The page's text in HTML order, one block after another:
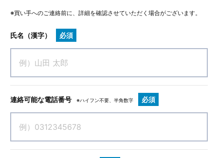
岐阜県外の案件や、外科・消化器内科の診療を行うための
設備・環境が整っていない案件。
※買い手へのご連絡前に、詳細を確認させていただく場合がございます。
氏名（漢字） 必須
連絡可能な電話番号 ※ハイフン不要、半角数字 必須